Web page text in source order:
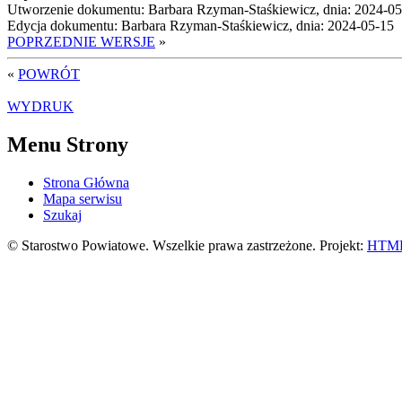
Utworzenie dokumentu: Barbara Rzyman-Staśkiewicz, dnia: 2024-
Edycja dokumentu: Barbara Rzyman-Staśkiewicz, dnia: 2024-05-15
POPRZEDNIE WERSJE »
« POWRÓT
WYDRUK
Menu Strony
Strona Główna
Mapa serwisu
Szukaj
© Starostwo Powiatowe. Wszelkie prawa zastrzeżone. Projekt: